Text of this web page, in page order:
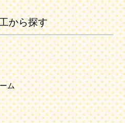
から探す
ム